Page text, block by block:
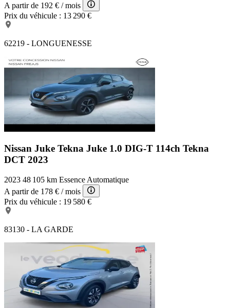
A partir de 192 € / mois
Prix du véhicule : 13 290 €
62219 - LONGUENESSE
Nissan Juke Tekna Juke 1.0 DIG-T 114ch Tekna
DCT 2023
2023 48 105 km Essence Automatique
A partir de 178 € / mois
Prix du véhicule : 19 580 €
83130 - LA GARDE